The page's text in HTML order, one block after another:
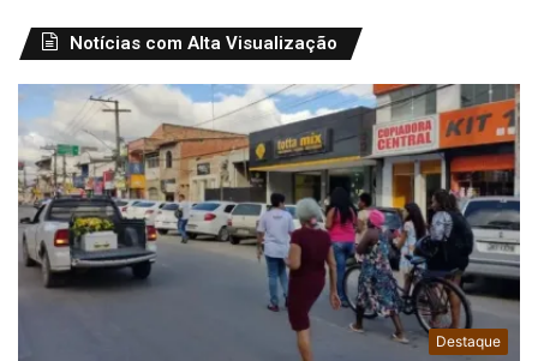
Notícias com Alta Visualização
Destaque